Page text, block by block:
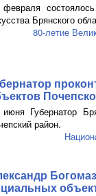
Брянского
80-летие
Губернатор
район.